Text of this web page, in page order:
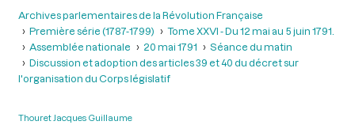
Archives parlementaires de la Révolution Française
Première série (1787-1799)
Tome XXVI - Du 12 mai au 5 juin 1791.
Assemblée nationale
20 mai 1791
Séance du matin
Discussion et adoption des articles 39 et 40 du décret sur
l'organisation du Corps législatif
Thouret Jacques Guillaume